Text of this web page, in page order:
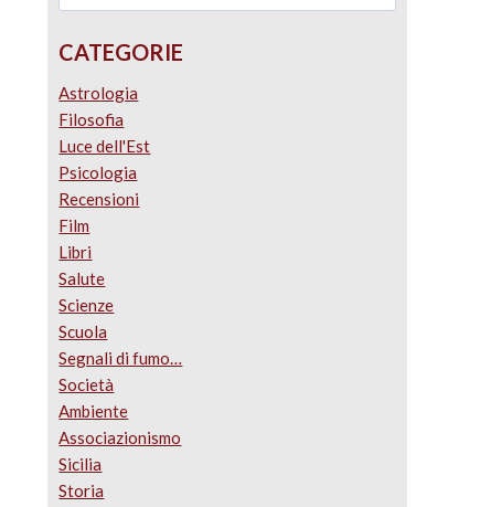
CATEGORIE
Astrologia
Filosofia
Luce dell'Est
Psicologia
Recensioni
Film
Libri
Salute
Scienze
Scuola
Segnali di fumo…
Società
Ambiente
Associazionismo
Sicilia
Storia